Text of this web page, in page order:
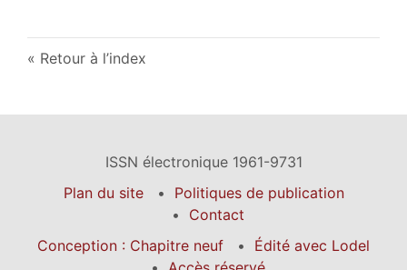
Retour à l’index
ISSN électronique 1961-9731
Plan du site
Politiques de publication
Contact
Conception : Chapitre neuf
Édité avec Lodel